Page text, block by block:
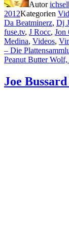
Autor
2012Kategorien
Da Beatminerz, Dj
fuse.tv, J Rocc, Jon
Medina, Videos,
– Die
Peanut Butter Wolf,
Joe